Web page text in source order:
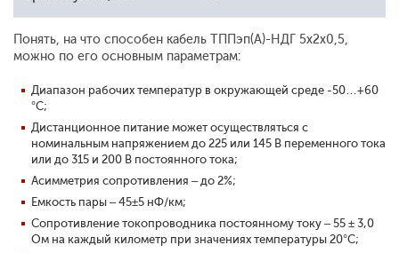
Понять, на что способен кабель ТППэп(A)-НДГ 5x2x0,5,
можно по его основным параметрам:
Диапазон рабочих температур в окружающей среде -50…+60
°С;
Дистанционное питание может осуществляться с
номинальным напряжением до 225 или 145 В переменного тока
или до 315 и 200 В постоянного тока;
Асимметрия сопротивления – до 2%;
Емкость пары – 45±5 нФ/км;
Сопротивление токопроводника постоянному току – 55 ± 3,0
Ом на каждый километр при значениях температуры 20°C;